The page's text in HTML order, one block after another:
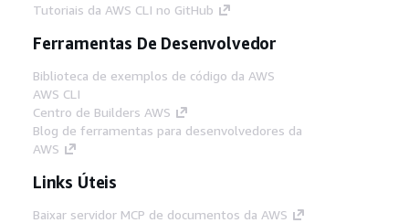
Tutoriais da AWS CLI no GitHub
Ferramentas De Desenvolvedor
Biblioteca de exemplos de código da AWS
AWS CLI
Centro de Builders AWS
Blog de ferramentas para desenvolvedores da
AWS
Links Úteis
Baixar servidor MCP de documentos da AWS